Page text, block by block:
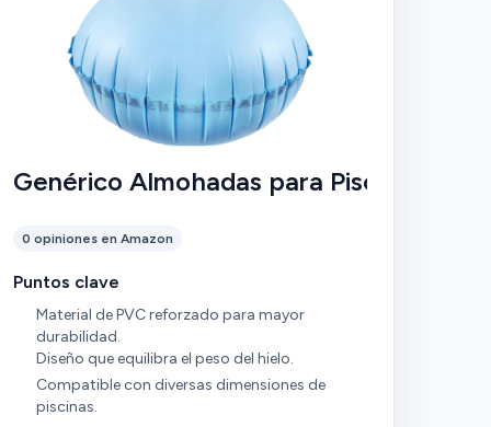
Genérico Almohadas para Piscinas
0 opiniones en Amazon
Puntos clave
Material de PVC reforzado para mayor
durabilidad.
Diseño que equilibra el peso del hielo.
Compatible con diversas dimensiones de
piscinas.